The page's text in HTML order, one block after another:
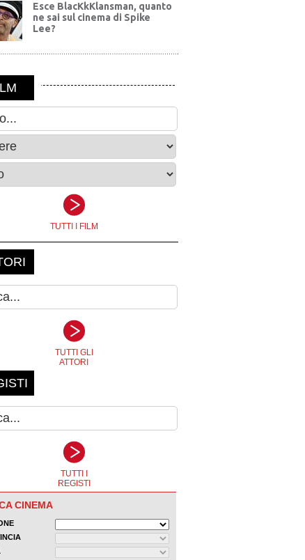
Esce BlacKkKlansman, quanto
ne sai sul cinema di Spike
Lee?